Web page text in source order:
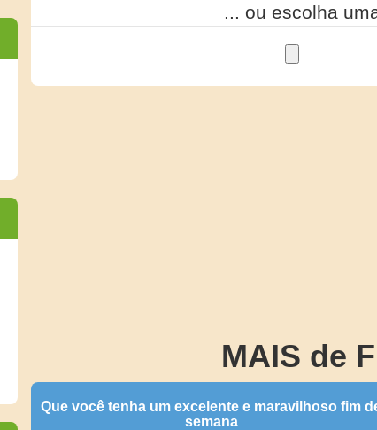
... ou escolha
MAIS de
Que você tenha um excelente e maravilhoso fim
semana